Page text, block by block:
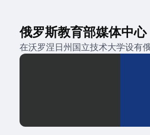
俄罗斯教育部媒体中心
在沃罗涅日州国立技术大学设有